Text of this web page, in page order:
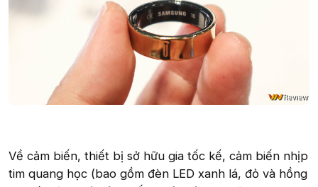
Về cảm biến, thiết bị sở hữu gia tốc kế, cảm biến nhịp
tim quang học (bao gồm đèn LED xanh lá, đỏ và hồng